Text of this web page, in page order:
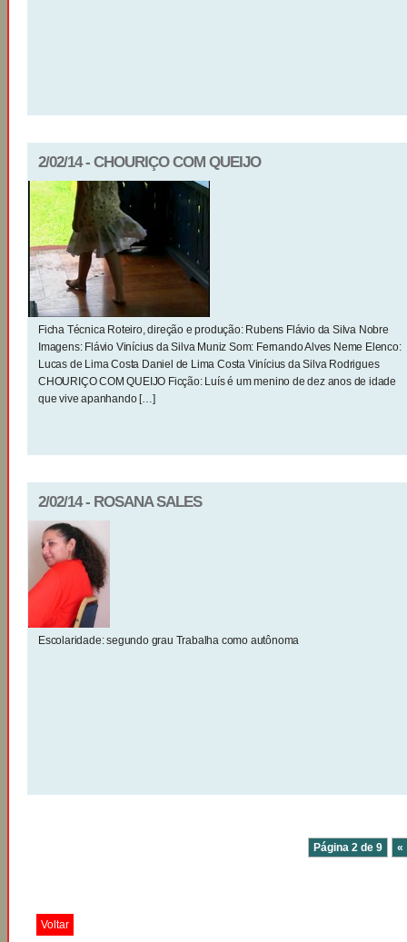
2/02/14 - CHOURIÇO COM QUEIJO
Ficha Técnica Roteiro, direção e produção: Rubens Flávio da Silva Nobre
Imagens: Flávio Vinícius da Silva Muniz Som: Fernando Alves Neme Elenco:
Lucas de Lima Costa Daniel de Lima Costa Vinícius da Silva Rodrigues
CHOURIÇO COM QUEIJO Ficção: Luís é um menino de dez anos de idade
que vive apanhando […]
2/02/14 - ROSANA SALES
Escolaridade: segundo grau Trabalha como autônoma
Página 2 de 9 «
Voltar